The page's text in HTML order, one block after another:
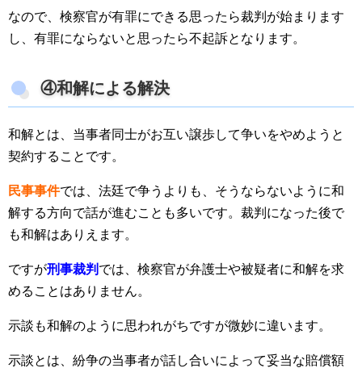
なので、検察官が有罪にできる思ったら裁判が始まります
し、有罪にならないと思ったら不起訴となります。
④和解による解決
和解とは、当事者同士がお互い譲歩して争いをやめようと
契約することです。
民事事件では、法廷で争うよりも、そうならないように和
解する方向で話が進むことも多いです。裁判になった後で
も和解はありえます。
ですが刑事裁判 では、検察官が弁護士や被疑者に和解を求
めることはありません。
示談も和解のように思われがちですが微妙に違います。
示談とは、紛争の当事者が話し合いによって妥当な賠償額